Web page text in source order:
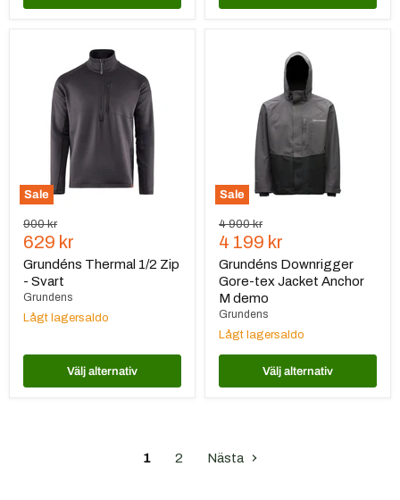
Sale
Ursprungspris
900 kr
Nuvarande
pris
629 kr
Grundéns Thermal 1/2 Zip
- Svart
Grundens
Lågt lagersaldo
Välj alternativ
Sale
Ursprungspris
4 900 kr
Nuvarande
pris
4 199 kr
Grundéns Downrigger
Gore-tex Jacket Anchor
M demo
Grundens
Lågt lagersaldo
Välj alternativ
1 2 Nästa